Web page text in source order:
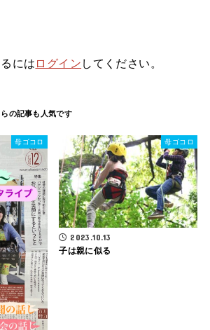
には ログイン してください。
母ゴコロ 母ゴコロ
2023.10.13
子は親に似る